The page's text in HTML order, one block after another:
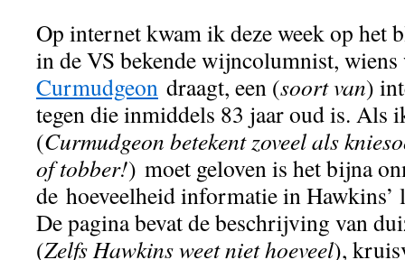
Op internet kwam ik deze week op het
in de VS bekende wijncolumnist,
Curmudgeon draagt, een (soort van)
tegen die inmiddels 83 jaar oud is. Als
(Curmudgeon betekent zoveel als
of tobber!) moet geloven is het bijna
de hoeveelheid informatie in Hawkins’
De pagina bevat de beschrijving van
(Zelfs Hawkins weet niet hoeveel),